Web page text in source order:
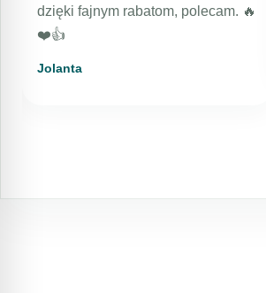
dzięki fajnym rabatom, polecam. 🔥
❤️👍️
Jolanta